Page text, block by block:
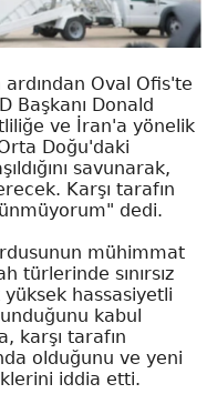
Oval Ofis'te
Başkanı Donald
ve İran'a yönelik
Doğu'daki
savunarak,
Karşı tarafın
dedi.
mühimmat
türlerinde sınırsız
hassasiyetli
kabul
karşı tarafın
olduğunu ve yeni
iddia etti.